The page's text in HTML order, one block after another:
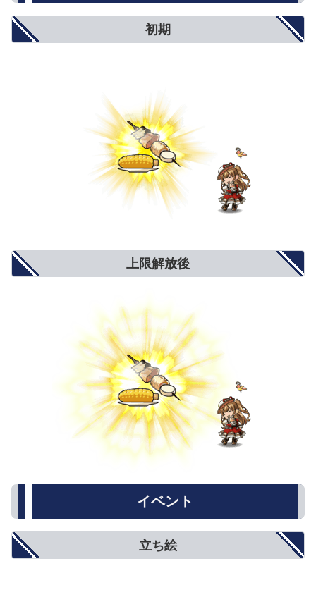
初期
上限解放後
イベント
立ち絵